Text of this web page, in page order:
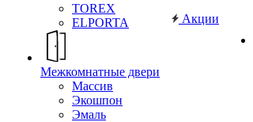
TOREX
ELPORTA
Межкомнатные двери
Массив
Экошпон
Эмаль
Акции